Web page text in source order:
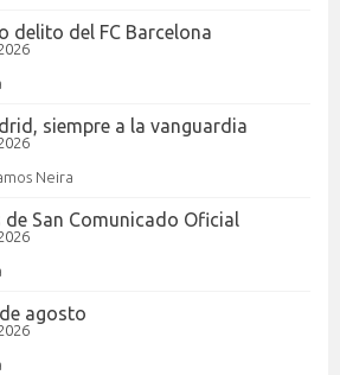
delito del FC Barcelona
siempre a la vanguardia
Neira
de San Comunicado Oficial
agosto